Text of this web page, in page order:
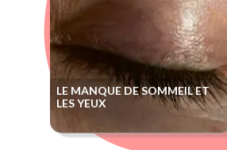
LE MANQUE DE SOMMEIL ET
LES YEUX